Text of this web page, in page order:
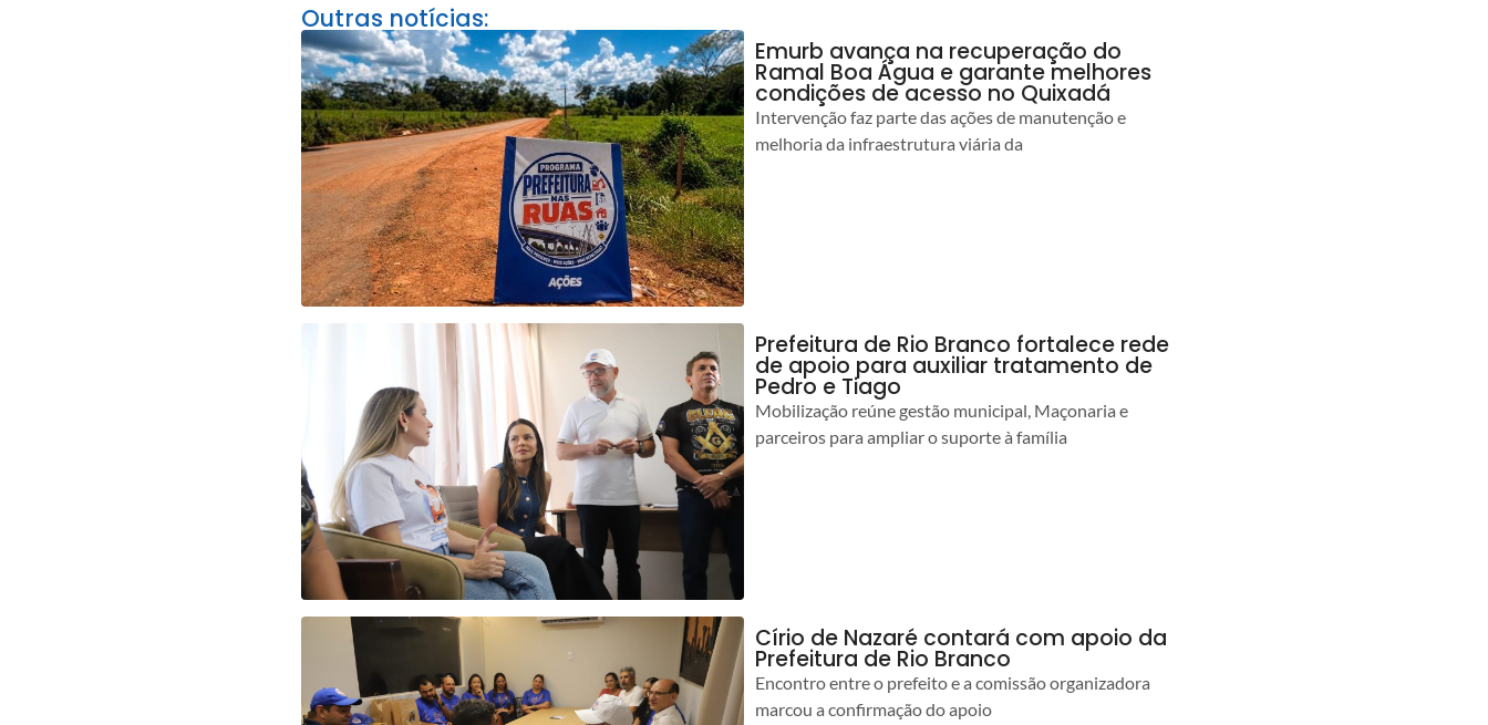
Outras notícias:
Emurb avança na recuperação do
Ramal Boa Água e garante melhores
condições de acesso no Quixadá
Intervenção faz parte das ações de manutenção e
melhoria da infraestrutura viária da
Prefeitura de Rio Branco fortalece rede
de apoio para auxiliar tratamento de
Pedro e Tiago
Mobilização reúne gestão municipal, Maçonaria e
parceiros para ampliar o suporte à família
Círio de Nazaré contará com apoio da
Prefeitura de Rio Branco
Encontro entre o prefeito e a comissão organizadora
marcou a confirmação do apoio